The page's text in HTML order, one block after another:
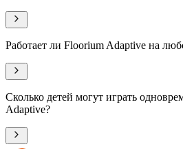
Работает ли Floorium Adaptive на
Сколько детей могут играть
Adaptive?